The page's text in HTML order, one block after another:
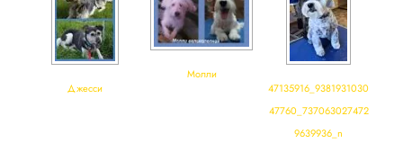
Джесси
Молли
47135916_9381931030
47760_737063027472
9639936_n